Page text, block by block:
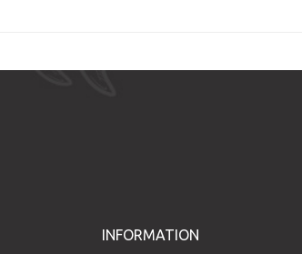
INFORMATION